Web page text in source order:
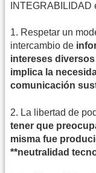
1. Respetar un
intercambio de
intereses
implica la
comunicación
2. La libertad de
tener que
misma fue
**neutralidad